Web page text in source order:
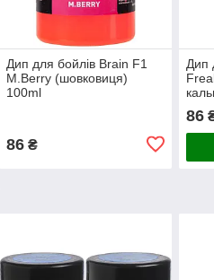
Дип для бойлів Brain F1
M.Berry (шовковиця)
100ml
86₴
Дип
86